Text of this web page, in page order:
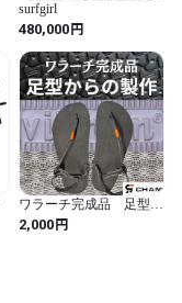
surfgirl
480,000円
ワラーチ完成品 足型製
作 完全オーダーメイド
2,000円